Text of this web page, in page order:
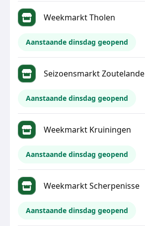
Weekmarkt Tholen
Aanstaande dinsdag geopend
Seizoensmarkt Zoutelande
Aanstaande dinsdag geopend
Weekmarkt Kruiningen
Aanstaande dinsdag geopend
Weekmarkt Scherpenisse
Aanstaande dinsdag geopend